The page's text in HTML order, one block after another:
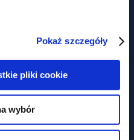
Pokaż szczegóły
pliki cookie
wybór
Piknik